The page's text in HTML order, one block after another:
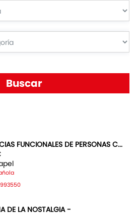
FUNCIONALES DE PERSONAS C...
DE LA NOSTALGIA -